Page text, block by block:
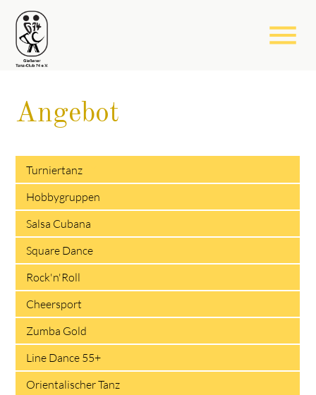
menu
Angebot
Turniertanz
Hobbygruppen
Salsa Cubana
Square Dance
Rock'n'Roll
Cheersport
Zumba Gold
Line Dance 55+
Orientalischer Tanz